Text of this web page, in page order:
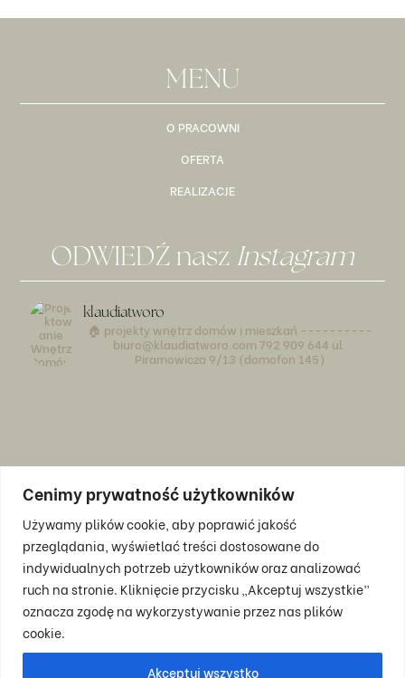
Cenimy prywatność użytkowników
Używamy plików cookie, aby poprawić jakość
przeglądania, wyświetlać treści dostosowane do
indywidualnych potrzeb użytkowników oraz analizować
ruch na stronie. Kliknięcie przycisku „Akceptuj wszystkie”
oznacza zgodę na wykorzystywanie przez nas plików
cookie.
Akceptuj wszystko
MENU
O PRACOWNI
OFERTA
REALIZACJE
ODWIEDŹ nasz Instagram
klaudiatworo
🏠 projekty wnętrz domów i mieszkań ----------
biuro@klaudiatworo.com 792 909 644 ul.
Piramowicza 9/13 (domofon 145)
WIĘCEJ
BLOG
KONTAKT
KONSULTACJA